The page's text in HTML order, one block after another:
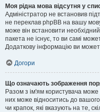
Моя рідна мова відсутня у
Адміністратор не встановив
не переклав phpBB на вашу
може він встановити
пакета не існує, то ви самі
Додаткову інформацію ви
Догори
Що означають зображення
Разом з ім'ям користувача
них може відноситись до вашого
чи крапок, які вказують на те,